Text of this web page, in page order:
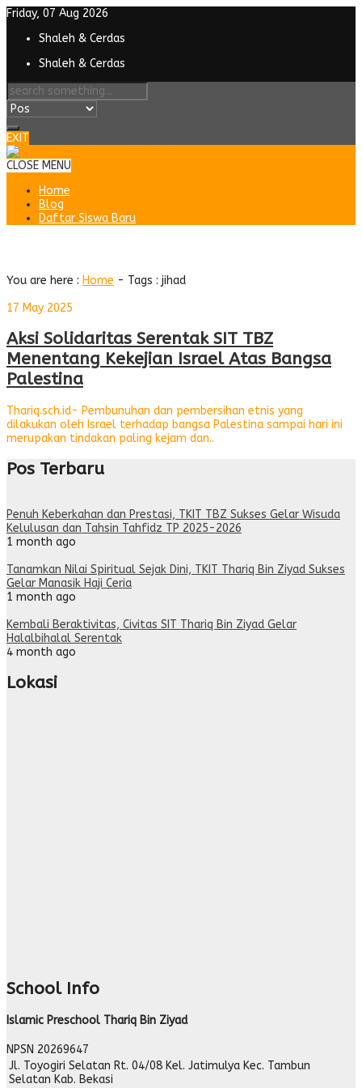
Friday, 07 Aug 2026
Shaleh & Cerdas
Shaleh & Cerdas
EXIT
CLOSE MENU
Home
Blog
Daftar Siswa Baru
You are here : Home - Tags : jihad
17 May 2025
Aksi Solidaritas Serentak SIT TBZ
Menentang Kekejian Israel Atas Bangsa
Palestina
Thariq.sch.id- Pembunuhan dan pembersihan etnis yang
dilakukan oleh Israel terhadap bangsa Palestina sampai hari ini
merupakan tindakan paling kejam dan..
Pos Terbaru
Penuh Keberkahan dan Prestasi, TKIT TBZ Sukses Gelar Wisuda
Kelulusan dan Tahsin Tahfidz TP 2025-2026
1 month ago
Tanamkan Nilai Spiritual Sejak Dini, TKIT Thariq Bin Ziyad Sukses
Gelar Manasik Haji Ceria
1 month ago
Kembali Beraktivitas, Civitas SIT Thariq Bin Ziyad Gelar
Halalbihalal Serentak
4 month ago
Lokasi
School Info
Islamic Preschool Thariq Bin Ziyad
NPSN 20269647
Jl. Toyogiri Selatan Rt. 04/08 Kel. Jatimulya Kec. Tambun
Selatan Kab. Bekasi